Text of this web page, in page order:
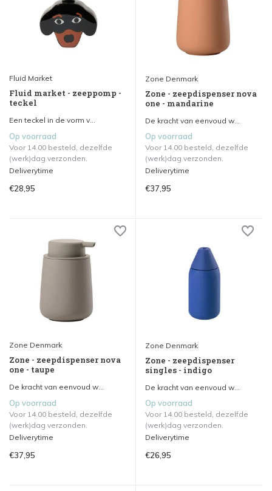
Fluid Market
Fluid market - zeeppomp -
teckel
Een teckel in de vorm v...
Op voorraad
Voor 14.00 besteld, dezelfde
(werk)dag verzonden.
Deliverytime
€28,95
Zone Denmark
Zone - zeepdispenser nova
one - mandarine
De kracht van eenvoud w...
Op voorraad
Voor 14.00 besteld, dezelfde
(werk)dag verzonden.
Deliverytime
€37,95
Zone Denmark
Zone - zeepdispenser nova
one - taupe
De kracht van eenvoud w...
Op voorraad
Voor 14.00 besteld, dezelfde
(werk)dag verzonden.
Deliverytime
€37,95
Zone Denmark
Zone - zeepdispenser
singles - indigo
De kracht van eenvoud w...
Op voorraad
Voor 14.00 besteld, dezelfde
(werk)dag verzonden.
Deliverytime
€26,95